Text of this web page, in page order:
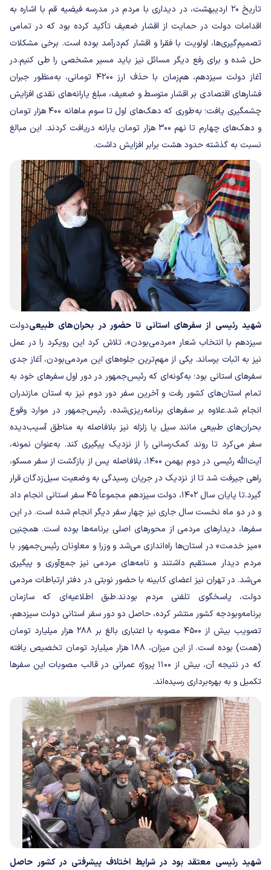
تاریخ ۲۰ اردیبهشت، در دیداری با مردم در مدرسه فیضیه قم با اشاره به
اقدامات دولت در حمایت از اقشار ضعیف تأکید کرده بود که در تمامی
تصمیم‌گیری‌ها، اولویت با فقرا و اقشار کم‌درآمد بوده است. برخی مشکلات
حل شده و برای رفع دیگر مسائل نیز باید مسیر مشخصی را طی کنیم.در
آغاز دولت سیزدهم، هم‌زمان با حذف ارز ۴۲۰۰ تومانی، به‌منظور جبران
فشارهای اقتصادی بر اقشار متوسط و ضعیف، مبلغ یارانه‌های نقدی افزایش
چشمگیری یافت؛ به‌طوری که دهک‌های اول تا سوم ماهانه ۴۰۰ هزار تومان
و دهک‌های چهارم تا نهم ۳۰۰ هزار تومان یارانه دریافت کردند. این مبالغ
نسبت به گذشته حدود هشت برابر افزایش داشت.
شهید رئیسی از سفرهای استانی تا حضور در بحران‌های طبیعیدولت
سیزدهم با انتخاب شعار «مردمی‌بودن»، تلاش کرد این رویکرد را در عمل
نیز به اثبات برساند. یکی از مهم‌ترین جلوه‌های این مردمی‌بودن، آغاز جدی
سفرهای استانی بود؛ به‌گونه‌ای که رئیس‌جمهور در دور اول سفرهای خود به
تمام استان‌های کشور رفت و آخرین سفر دور دوم نیز به استان مازندران
انجام شد.علاوه بر سفرهای برنامه‌ریزی‌شده، رئیس‌جمهور در موارد وقوع
بحران‌های طبیعی مانند سیل یا زلزله نیز بلافاصله به مناطق آسیب‌دیده
سفر می‌کرد تا روند کمک‌رسانی را از نزدیک پیگیری کند. به‌عنوان نمونه،
آیت‌الله رئیسی در دوم بهمن ۱۴۰۰، بلافاصله پس از بازگشت از سفر مسکو،
راهی جیرفت شد تا از نزدیک در جریان رسیدگی به وضعیت سیل‌زدگان قرار
گیرد.
تا پایان سال ۱۴۰۲، دولت سیزدهم مجموعاً ۴۵ سفر استانی انجام داد
و در دو ماه نخست سال جاری نیز چهار سفر دیگر انجام شده است. در این
سفرها، دیدارهای مردمی از محورهای اصلی برنامه‌ها بوده است. همچنین
«میز خدمت» در استان‌ها راه‌اندازی می‌شد و وزرا و معاونان رئیس‌جمهور با
مردم دیدار مستقیم داشتند و نامه‌های مردمی نیز جمع‌آوری و پیگیری
می‌شد. در تهران نیز اعضای کابینه با حضور نوبتی در دفتر ارتباطات مردمی
دولت، پاسخگوی تلفنی مردم بودند.طبق اطلاعیه‌ای که سازمان
برنامه‌وبودجه کشور منتشر کرده، حاصل دو دور سفر استانی دولت سیزدهم،
تصویب بیش از ۴۵۰۰ مصوبه با اعتباری بالغ بر ۲۸۸ هزار میلیارد تومان
(همت) بوده است. از این میزان، ۱۸۸ هزار میلیارد تومان تخصیص یافته
که در نتیجه آن، بیش از ۱۱۰۰ پروژه عمرانی در قالب مصوبات این سفرها
تکمیل و به بهره‌برداری رسیده‌اند.
شهید رئیسی معتقد بود در شرایط اختلاف پیشرفتی در کشور حاصل